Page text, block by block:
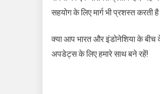
सहयोग के लिए मार्ग भी प्रशस्त करती
क्या आप भारत और इंडोनेशिया के बीच
अपडेट्स के लिए हमारे साथ बने रहें!